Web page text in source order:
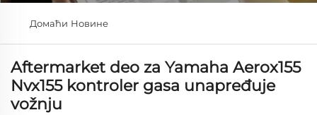
Домаћи Новине
Aftermarket deo za Yamaha Aerox155
Nvx155 kontroler gasa unapređuje
vožnju